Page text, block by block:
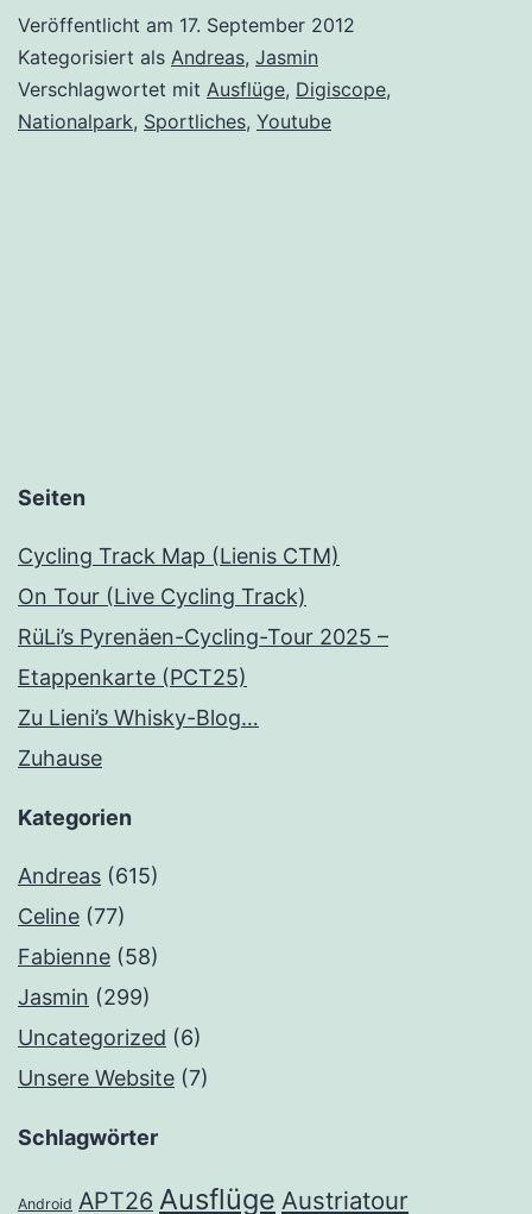
Veröffentlicht am 17. September 2012
Kategorisiert als Andreas, Jasmin
Verschlagwortet mit Ausflüge, Digiscope,
Nationalpark, Sportliches, Youtube
Seiten
Cycling Track Map (Lienis CTM)
On Tour (Live Cycling Track)
RüLi’s Pyrenäen-Cycling-Tour 2025 –
Etappenkarte (PCT25)
Zu Lieni’s Whisky-Blog…
Zuhause
Kategorien
Andreas (615)
Celine (77)
Fabienne (58)
Jasmin (299)
Uncategorized (6)
Unsere Website (7)
Schlagwörter
Android APT26 Ausflüge Austriatour